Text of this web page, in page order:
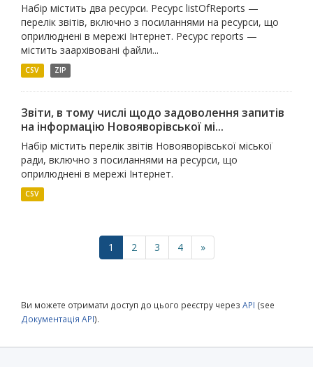
Набір містить два ресурси. Ресурс listOfReports —
перелік звітів, включно з посиланнями на ресурси, що
оприлюднені в мережі Інтернет. Ресурс reports —
містить заархівовані файли...
CSV ZIP
Звіти, в тому числі щодо задоволення запитів
на інформацію Новояворівської мі...
Набір містить перелік звітів Новояворівської міської
ради, включно з посиланнями на ресурси, що
оприлюднені в мережі Інтернет.
CSV
1 2 3 4 »
Ви можете отримати доступ до цього реєстру через API (see
Документація API).